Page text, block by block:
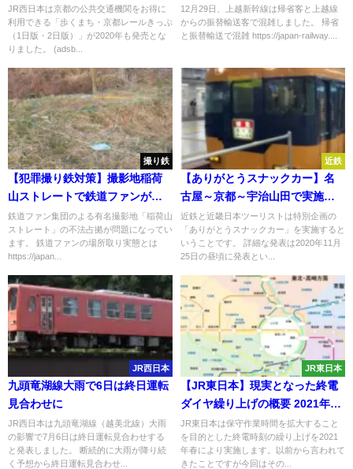
発売！ 発売期間・利用期間・
値段まとめ
JR西日本は京都の公共交通機関をお得に
利用できる「歩くまち・京都レールきっぷ
（1日版・2日版）」が2020年も発売とな
りました。 (adsb...
の列 帰省ラッシュと重なり車内
混雑
12月29日、上越新幹線は帰省客と上越線
からの振替輸送客で混雑しました。 帰省
と振替輸送で混雑 https://japan-railway....
撮り鉄
【犯罪撮り鉄対策】撮影地稲荷
山ストレートで鉄道ファンが不
法占拠 2週間以上前から悪質な場
所取り 管理者が撤去・パトロー
ル強化へ
鉄道ファン集団のよる有名撮影地「稲荷山
ストレート」の不法占拠が問題になってい
ます。 鉄道ファンの場所取り実態とは
https://japan...
近鉄
【ありがとうスナックカー】名
古屋～京都～宇治山田で実施
近鉄と近ツリがツアー発売へ
近鉄と近畿日本ツーリストは特別企画の
「ありがとうスナックカー」を実施すると
いうことです。 詳細な発表は2020年11月
25日の昼頃に発表とい...
JR西日本
九頭竜湖線大雨で6日は終日運転
見合わせに
JR西日本は九頭竜湖線（越美北線）大雨
の影響で7月6日は終日運転見合わせする
と発表しました。 断続的に大雨が降り続
く予想から終日運転見合わせ...
JR東日本
【JR東日本】現実となった終電
ダイヤ繰り上げの概要 2021年春
から実施 減便だけではなく増発
や臨時列車の運行も
JR東日本は保守作業時間を拡大すること
を目的とした終電時刻の繰り上げを2021
年春により実施します。以前から言われて
きたことですが今回はその...